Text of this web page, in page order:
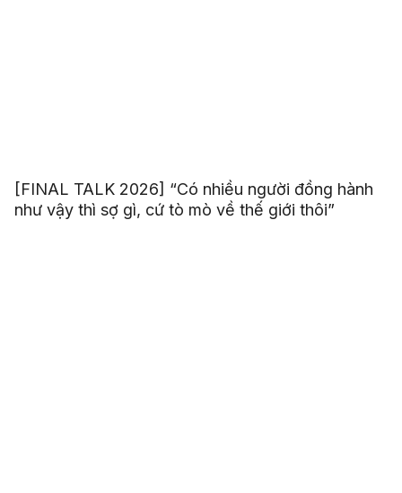
[FINAL TALK 2026] “Có nhiều người đồng hành
như vậy thì sợ gì, cứ tò mò về thế giới thôi”